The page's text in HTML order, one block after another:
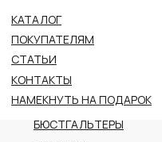
КАТАЛОГ
ПОКУПАТЕЛЯМ
СТАТЬИ
КОНТАКТЫ
ВСЕ КАТЕГОРИИ
НОВОЕ ПОСТУПЛЕНИЕ
ПРЕМИАЛЬНАЯ КОЛЛЕКЦИЯ
БЮСТГАЛЬТЕРЫ
КОРСЕТЫ
КУПАЛЬНИКИ